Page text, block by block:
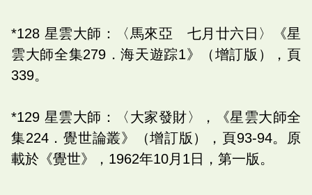
*128 星雲大師：〈馬來亞 七月廿六日〉《星
雲大師全集279．海天遊踪1》（增訂版），頁
339。
*129 星雲大師：〈大家發財〉，《星雲大師全
集224．覺世論叢》（增訂版），頁93-94。原
載於《覺世》，1962年10月1日，第一版。